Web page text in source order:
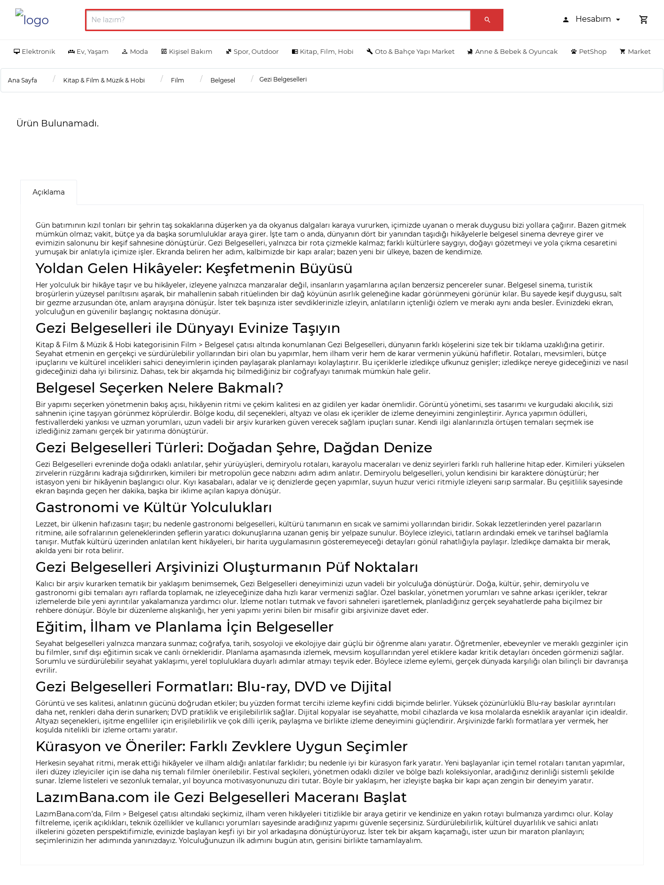
Hesabım
Elektronik Ev, Yaşam Moda Kişisel Bakım Spor, Outdoor Kitap, Film, Hobi Oto & Bahçe Yapı Market Anne & Bebek & Oyuncak PetShop Market
Ana Sayfa Kitap & Film & Müzik & Hobi Film Belgesel Gezi Belgeselleri
Ürün Bulunamadı.
Açıklama
Gün batımının kızıl tonları bir şehrin taş sokaklarına düşerken ya da okyanus dalgaları karaya vururken, içimizde uyanan o merak duygusu bizi yollara çağırır. Bazen gitmek
mümkün olmaz; vakit, bütçe ya da başka sorumluluklar araya girer. İşte tam o anda, dünyanın dört bir yanından taşıdığı hikâyelerle belgesel sinema devreye girer ve
evimizin salonunu bir keşif sahnesine dönüştürür. Gezi Belgeselleri, yalnızca bir rota çizmekle kalmaz; farklı kültürlere saygıyı, doğayı gözetmeyi ve yola çıkma cesaretini
yumuşak bir anlatıyla içimize işler. Ekranda beliren her adım, kalbimizde bir kapı aralar; bazen yeni bir ülkeye, bazen de kendimize.
Yoldan Gelen Hikâyeler: Keşfetmenin Büyüsü
Her yolculuk bir hikâye taşır ve bu hikâyeler, izleyene yalnızca manzaralar değil, insanların yaşamlarına açılan benzersiz pencereler sunar. Belgesel sinema, turistik
broşürlerin yüzeysel parıltısını aşarak, bir mahallenin sabah ritüelinden bir dağ köyünün asırlık geleneğine kadar görünmeyeni görünür kılar. Bu sayede keşif duygusu, salt
bir gezme arzusundan öte, anlam arayışına dönüşür. İster tek başınıza ister sevdiklerinizle izleyin, anlatıların içtenliği özlem ve merakı aynı anda besler. Evinizdeki ekran,
yolculuğun en güvenilir başlangıç noktasına dönüşür.
Gezi Belgeselleri ile Dünyayı Evinize Taşıyın
Kitap & Film & Müzik & Hobi kategorisinin Film > Belgesel çatısı altında konumlanan Gezi Belgeselleri, dünyanın farklı köşelerini size tek bir tıklama uzaklığına getirir.
Seyahat etmenin en gerçekçi ve sürdürülebilir yollarından biri olan bu yapımlar, hem ilham verir hem de karar vermenin yükünü hafifletir. Rotaları, mevsimleri, bütçe
ipuçlarını ve kültürel incelikleri sahici deneyimlerin içinden paylaşarak planlamayı kolaylaştırır. Bu içeriklerle izledikçe ufkunuz genişler; izledikçe nereye gideceğinizi ve nasıl
gideceğinizi daha iyi bilirsiniz. Dahası, tek bir akşamda hiç bilmediğiniz bir coğrafyayı tanımak mümkün hale gelir.
Belgesel Seçerken Nelere Bakmalı?
Bir yapımı seçerken yönetmenin bakış açısı, hikâyenin ritmi ve çekim kalitesi en az gidilen yer kadar önemlidir. Görüntü yönetimi, ses tasarımı ve kurgudaki akıcılık, sizi
sahnenin içine taşıyan görünmez köprülerdir. Bölge kodu, dil seçenekleri, altyazı ve olası ek içerikler de izleme deneyimini zenginleştirir. Ayrıca yapımın ödülleri,
festivallerdeki yankısı ve uzman yorumları, uzun vadeli bir arşiv kurarken güven verecek sağlam ipuçları sunar. Kendi ilgi alanlarınızla örtüşen temaları seçmek ise
izlediğiniz zamanı gerçek bir yatırıma dönüştürür.
Gezi Belgeselleri Türleri: Doğadan Şehre, Dağdan Denize
Gezi Belgeselleri evreninde doğa odaklı anlatılar, şehir yürüyüşleri, demiryolu rotaları, karayolu maceraları ve deniz seyirleri farklı ruh hallerine hitap eder. Kimileri yükselen
zirvelerin rüzgârını kadraja sığdırırken, kimileri bir metropolün gece nabzını adım adım anlatır. Demiryolu belgeselleri, yolun kendisini bir karaktere dönüştürür; her
istasyon yeni bir hikâyenin başlangıcı olur. Kıyı kasabaları, adalar ve iç denizlerde geçen yapımlar, suyun huzur verici ritmiyle izleyeni sarıp sarmalar. Bu çeşitlilik sayesinde
ekran başında geçen her dakika, başka bir iklime açılan kapıya dönüşür.
Gastronomi ve Kültür Yolculukları
Lezzet, bir ülkenin hafızasını taşır; bu nedenle gastronomi belgeselleri, kültürü tanımanın en sıcak ve samimi yollarından biridir. Sokak lezzetlerinden yerel pazarların
ritmine, aile sofralarının geleneklerinden şeflerin yaratıcı dokunuşlarına uzanan geniş bir yelpaze sunulur. Böylece izleyici, tatların ardındaki emek ve tarihsel bağlamla
tanışır. Mutfak kültürü üzerinden anlatılan kent hikâyeleri, bir harita uygulamasının gösteremeyeceği detayları gönül rahatlığıyla paylaşır. İzledikçe damakta bir merak,
akılda yeni bir rota belirir.
Gezi Belgeselleri Arşivinizi Oluşturmanın Püf Noktaları
Kalıcı bir arşiv kurarken tematik bir yaklaşım benimsemek, Gezi Belgeselleri deneyiminizi uzun vadeli bir yolculuğa dönüştürür. Doğa, kültür, şehir, demiryolu ve
gastronomi gibi temaları ayrı raflarda toplamak, ne izleyeceğinize daha hızlı karar vermenizi sağlar. Özel baskılar, yönetmen yorumları ve sahne arkası içerikler, tekrar
izlemelerde bile yeni ayrıntılar yakalamanıza yardımcı olur. İzleme notları tutmak ve favori sahneleri işaretlemek, planladığınız gerçek seyahatlerde paha biçilmez bir
rehbere dönüşür. Böyle bir düzenleme alışkanlığı, her yeni yapımı yerini bilen bir misafir gibi arşivinize davet eder.
Eğitim, İlham ve Planlama İçin Belgeseller
Seyahat belgeselleri yalnızca manzara sunmaz; coğrafya, tarih, sosyoloji ve ekolojiye dair güçlü bir öğrenme alanı yaratır. Öğretmenler, ebeveynler ve meraklı gezginler için
bu filmler, sınıf dışı eğitimin sıcak ve canlı örnekleridir. Planlama aşamasında izlemek, mevsim koşullarından yerel etiklere kadar kritik detayları önceden görmenizi sağlar.
Sorumlu ve sürdürülebilir seyahat yaklaşımı, yerel topluluklara duyarlı adımlar atmayı teşvik eder. Böylece izleme eylemi, gerçek dünyada karşılığı olan bilinçli bir davranışa
evrilir.
Gezi Belgeselleri Formatları: Blu-ray, DVD ve Dijital
Görüntü ve ses kalitesi, anlatının gücünü doğrudan etkiler; bu yüzden format tercihi izleme keyfini ciddi biçimde belirler. Yüksek çözünürlüklü Blu-ray baskılar ayrıntıları
daha net, renkleri daha derin sunarken; DVD pratiklik ve erişilebilirlik sağlar. Dijital kopyalar ise seyahatte, mobil cihazlarda ve kısa molalarda esneklik arayanlar için idealdir.
Altyazı seçenekleri, işitme engelliler için erişilebilirlik ve çok dilli içerik, paylaşma ve birlikte izleme deneyimini güçlendirir. Arşivinizde farklı formatlara yer vermek, her
koşulda nitelikli bir izleme ortamı yaratır.
Kürasyon ve Öneriler: Farklı Zevklere Uygun Seçimler
Herkesin seyahat ritmi, merak ettiği hikâyeler ve ilham aldığı anlatılar farklıdır; bu nedenle iyi bir kürasyon fark yaratır. Yeni başlayanlar için temel rotaları tanıtan yapımlar,
ileri düzey izleyiciler için ise daha niş temalı filmler önerilebilir. Festival seçkileri, yönetmen odaklı diziler ve bölge bazlı koleksiyonlar, aradığınız derinliği sistemli şekilde
sunar. İzleme listeleri ve sezonluk temalar, yıl boyunca motivasyonunuzu diri tutar. Böyle bir yaklaşım, her izleyişte başka bir kapı açan zengin bir deneyim yaratır.
LazımBana.com ile Gezi Belgeselleri Maceranı Başlat
LazımBana.com’da, Film > Belgesel çatısı altındaki seçkimiz, ilham veren hikâyeleri titizlikle bir araya getirir ve kendinize en yakın rotayı bulmanıza yardımcı olur. Kolay
filtreleme, içerik açıklıkları, teknik özellikler ve kullanıcı yorumları sayesinde aradığınız yapımı güvenle seçersiniz. Sürdürülebilirlik, kültürel duyarlılık ve sahici anlatı
ilkelerini gözeten perspektifimizle, evinizde başlayan keşfi iyi bir yol arkadaşına dönüştürüyoruz. İster tek bir akşam kaçamağı, ister uzun bir maraton planlayın;
seçimlerinizin her adımında yanınızdayız. Yolculuğunuzun ilk adımını bugün atın, gerisini birlikte tamamlayalım.